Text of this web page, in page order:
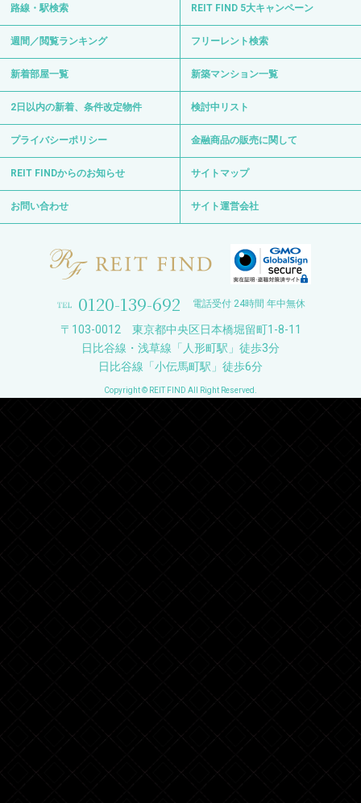
路線・駅検索 REIT FIND 5大キャンペーン
週間／閲覧ランキング フリーレント検索
新着部屋一覧 新築マンション一覧
2日以内の新着、条件改定物件 検討中リスト
プライバシーポリシー 金融商品の販売に関して
REIT FINDからのお知らせ サイトマップ
お問い合わせ サイト運営会社
0120-139-692 電話受付 24時間 年中無休
〒103-0012 東京都中央区日本橋堀留町1-8-11
日比谷線・浅草線「人形町駅」徒歩3分
日比谷線「小伝馬町駅」徒歩6分
Copyright © REIT FIND All Right Reserved.